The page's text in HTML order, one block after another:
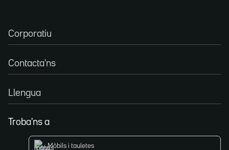
Corporatiu
Contacta'ns
Llengua
Troba'ns a
Mòbils i tauletes